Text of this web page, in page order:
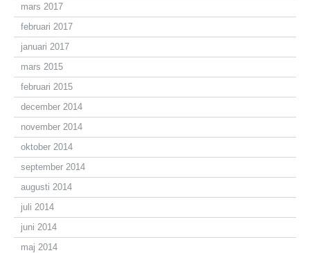
mars 2017
februari 2017
januari 2017
mars 2015
februari 2015
december 2014
november 2014
oktober 2014
september 2014
augusti 2014
juli 2014
juni 2014
maj 2014